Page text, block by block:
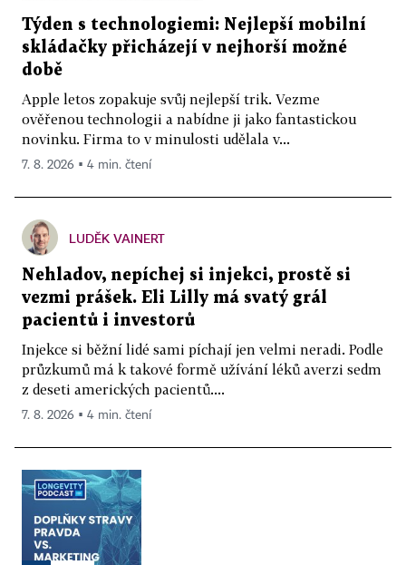
Týden s technologiemi: Nejlepší mobilní
skládačky přicházejí v nejhorší možné
době
Apple letos zopakuje svůj nejlepší trik. Vezme
ověřenou technologii a nabídne ji jako fantastickou
novinku. Firma to v minulosti udělala v...
7. 8. 2026 ▪ 4 min. čtení
LUDĚK VAINERT
Nehladov, nepíchej si injekci, prostě si
vezmi prášek. Eli Lilly má svatý grál
pacientů i investorů
Injekce si běžní lidé sami píchají jen velmi neradi. Podle
průzkumů má k takové formě užívání léků averzi sedm
z deseti amerických pacientů....
7. 8. 2026 ▪ 4 min. čtení